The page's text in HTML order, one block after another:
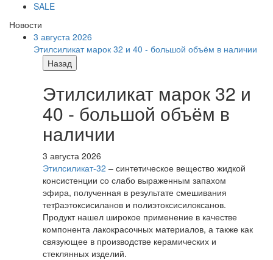
SALE
Новости
3 августа 2026
Этилсиликат марок 32 и 40 - большой объём в наличии
Назад
Этилсиликат марок 32 и
40 - большой объём в
наличии
3 августа 2026
Этилсиликат-32 – синтетическое вещество жидкой
консистенции со слабо выраженным запахом
эфира, полученная в результате смешивания
тетpаэтоксисиланов и полиэтоксисилоксанов.
Продукт нашел широкое применение в качестве
компонента лакокрасочных материалов, а также как
связующее в производстве керамических и
стеклянных изделий.